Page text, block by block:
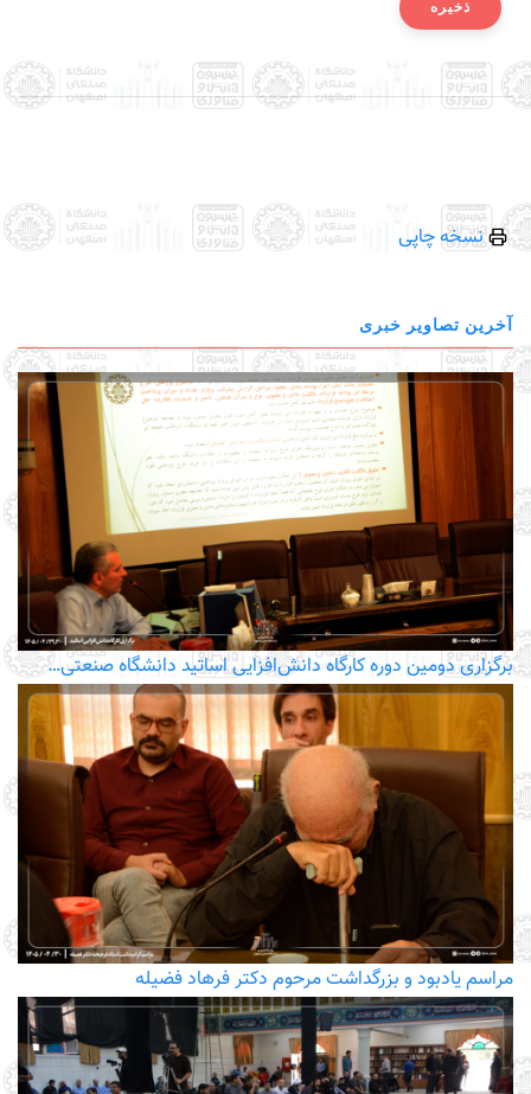
نسخه چاپی
آخرین تصاویر خبری
برگزاری دومین دوره کارگاه دانش‌افزایی اساتید دانشگاه صنعتی…
مراسم یادبود و بزرگداشت مرحوم دکتر فرهاد فضیله